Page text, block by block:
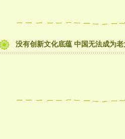
没有创新文化底蕴 中国无法成为老